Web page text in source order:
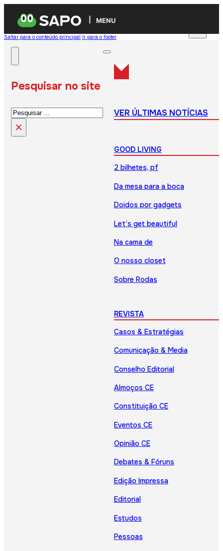
MENU
Saltar para o conteúdo principal Ir para o footer
Pesquisar no site
Pesquisar
×
VER ÚLTIMAS NOTÍCIAS
GOOD LIVING
2 bilhetes, pf
Da mesa para a boca
Doidos por gadgets
Let’s get beautiful
Na cama de
O nosso closet
Sobre Rodas
REVISTA
Casos & Estratégias
Comunicação & Media
Conselho Editorial
Almoços CE
Constituição CE
Eventos CE
Opinião CE
Debates & Fóruns
Edição Impressa
Editorial
Estudos
Pessoas